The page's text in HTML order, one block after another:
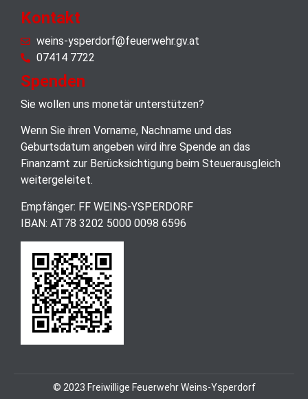
Kontakt
weins-ysperdorf@feuerwehr.gv.at
07414 7722
Spenden
Sie wollen uns monetär unterstützen?
Wenn Sie ihren Vorname, Nachname und das
Geburtsdatum angeben wird ihre Spende an das
Finanzamt zur Berücksichtigung beim Steuerausgleich
weitergeleitet.
Empfänger: FF WEINS-YSPERDORF
IBAN: AT78 3202 5000 0098 6596
© 2023 Freiwillige Feuerwehr Weins-Ysperdorf